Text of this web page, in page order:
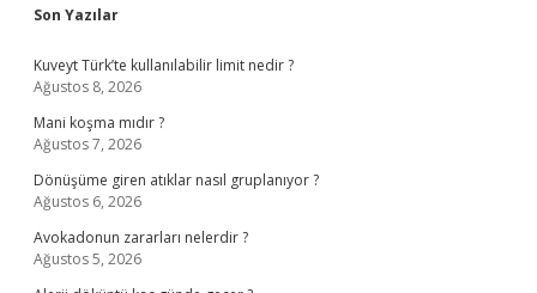
Sidebar
Son Yazılar
Kuveyt Türk’te kullanılabilir limit nedir ?
Ağustos 8, 2026
Mani koşma mıdır ?
Ağustos 7, 2026
Dönüşüme giren atıklar nasıl gruplanıyor ?
Ağustos 6, 2026
Avokadonun zararları nelerdir ?
Ağustos 5, 2026